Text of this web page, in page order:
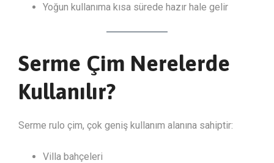
Yoğun kullanıma kısa sürede hazır hale gelir
Serme Çim Nerelerde
Kullanılır?
Serme rulo çim, çok geniş kullanım alanına sahiptir:
Villa bahçeleri